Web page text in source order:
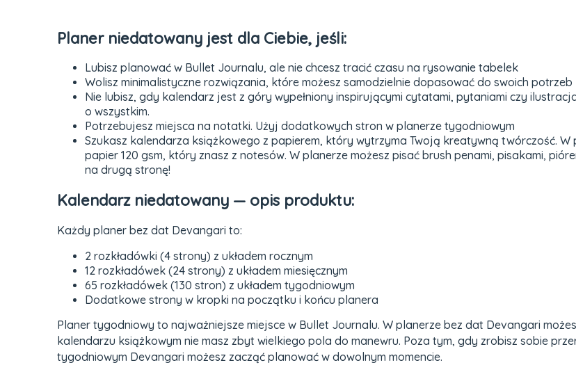
Planer niedatowany jest dla Ciebie, jeśli:
Lubisz planować w Bullet Journalu, ale nie chcesz tracić czasu na rysowanie tabelek
Wolisz minimalistyczne rozwiązania, które możesz samodzielnie dopasować do swoich potrzeb
Nie lubisz, gdy kalendarz jest z góry wypełniony inspirującymi cytatami, pytaniami czy
o wszystkim.
Potrzebujesz miejsca na notatki. Użyj dodatkowych stron w planerze tygodniowym
Szukasz kalendarza książkowego z papierem, który wytrzyma Twoją kreatywną twórczość.
papier 120 gsm, który znasz z notesów. W planerze możesz pisać brush penami, pisakami,
na drugą stronę!
Kalendarz niedatowany — opis produktu:
Każdy planer bez dat Devangari to:
2 rozkładówki (4 strony) z układem rocznym
12 rozkładówek (24 strony) z układem miesięcznym
65 rozkładówek (130 stron) z układem tygodniowym
Dodatkowe strony w kropki na początku i końcu planera
Planer tygodniowy to najważniejsze miejsce w Bullet Journalu. W planerze bez dat Devangari
kalendarzu książkowym nie masz zbyt wielkiego pola do manewru. Poza tym, gdy zrobisz sobie
tygodniowym Devangari możesz zacząć planować w dowolnym momencie.